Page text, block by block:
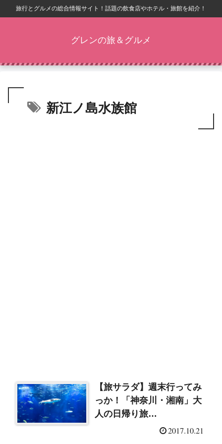
旅行とグルメの総合情報サイト！話題の飲食店やホテル・旅館を紹介！
グレンの旅＆グルメ
新江ノ島水族館
【旅サラダ】週末行ってみ
っか！「神奈川・湘南」大
人の日帰り旅
2017.10.21